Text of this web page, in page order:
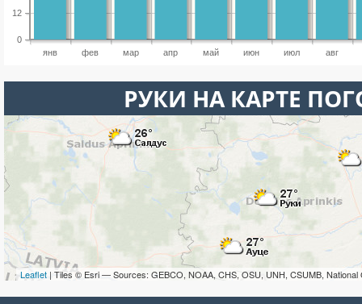
янв фев мар апр май июн июл авг
0
12
РУКИ НА КАРТЕ
Leaflet | Tiles © Esri — Sources: GEBCO, NOAA, CHS, OSU, UNH, CSUMB, National